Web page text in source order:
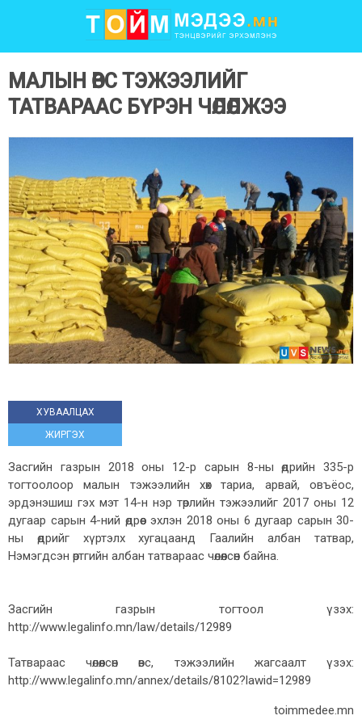
МАЛЫН ӨВС ТЭЖЭЭЛИЙГ
ТАТВАРААС БҮРЭН ЧӨЛӨӨЛЖЭЭ
ХУВААЛЦАХ
ЖИРГЭХ
Засгийн газрын 2018 оны 12-р сарын 8-ны өдрийн 335-р
тогтоолоор малын тэжээлийн хөх тариа, арвай, овъёос,
эрдэнэшиш гэх мэт 14-н нэр төрлийн тэжээлийг 2017 оны 12
дугаар сарын 4-ний өдрөөс эхлэн 2018 оны 6 дугаар сарын 30-
ны өдрийг хүртэлх хугацаанд Гаалийн албан татвар,
Нэмэгдсэн өртгийн албан татвараас чөлөөлсөн байна.
Засгийн газрын тогтоол үзэх:
http://www.legalinfo.mn/law/details/12989
Татвараас чөлөөлсөн өвс, тэжээлийн жагсаалт үзэх:
http://www.legalinfo.mn/annex/details/8102?lawid=12989
toimmedee.mn